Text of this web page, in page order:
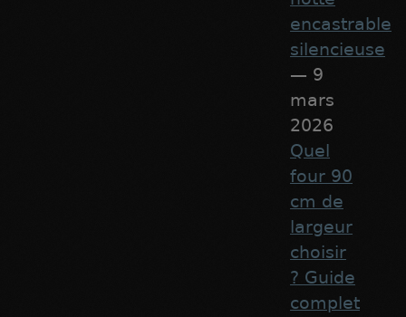
encastrable
silencieuse
— 9
mars
2026
Quel
four 90
cm de
largeur
choisir
? Guide
complet